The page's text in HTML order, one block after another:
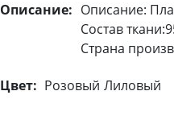
Описание: Описание:
Состав
Страна
Цвет: Розовый Лиловый